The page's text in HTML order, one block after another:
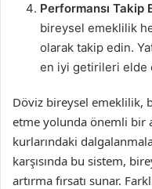
Performansı Takip
bireysel emeklilik
olarak takip edin.
en iyi getirileri elde
Döviz bireysel emeklilik,
etme yolunda önemli bir
kurlarındaki
karşısında bu sistem,
artırma fırsatı sunar.